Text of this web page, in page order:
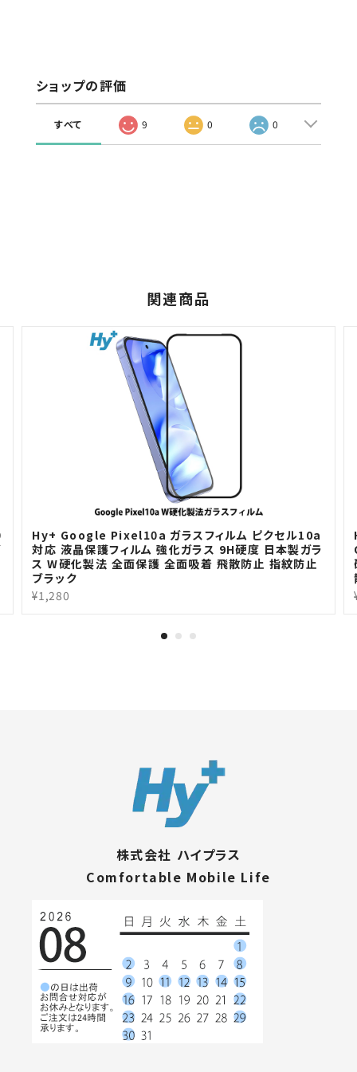
ショップの評価
すべて 9 0 0
関連商品
Hy+ Google Pixel10a ガラスフィルム ピクセル10a
対応 液晶保護フィルム 強化ガラス 9H硬度 日本製ガラ
ス W硬化製法 全面保護 全面吸着 飛散防止 指紋防止
ブラック
¥1,280
株式会社 ハイプラス
Comfortable Mobile Life